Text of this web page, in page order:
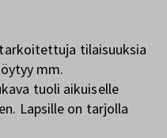
tilaisuuksia
mm.
tuoli aikuiselle
Lapsille on tarjolla